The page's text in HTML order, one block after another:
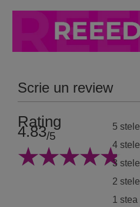
Scrie un review
Rating
4.83/5
5 stele
4 stele
3 stele
2 stele
1 stea